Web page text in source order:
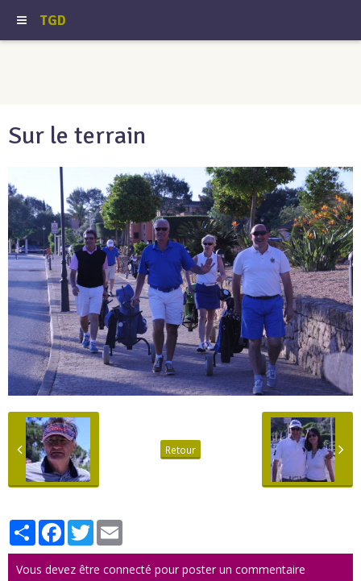
TGD
Sur le terrain
Retour
PartagerFacebook
Twitter
Vous devez être connecté pour poster un commentaire